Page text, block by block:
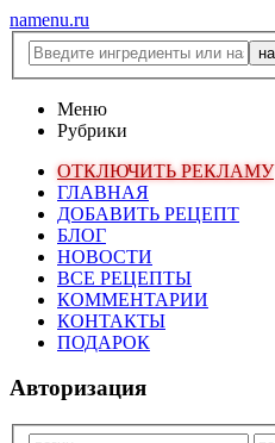
namenu.ru
Меню
Рубрики
ОТКЛЮЧИТЬ РЕКЛАМУ
ГЛАВНАЯ
ДОБАВИТЬ РЕЦЕПТ
БЛОГ
НОВОСТИ
ВСЕ РЕЦЕПТЫ
КОММЕНТАРИИ
КОНТАКТЫ
ПОДАРОК
Авторизация